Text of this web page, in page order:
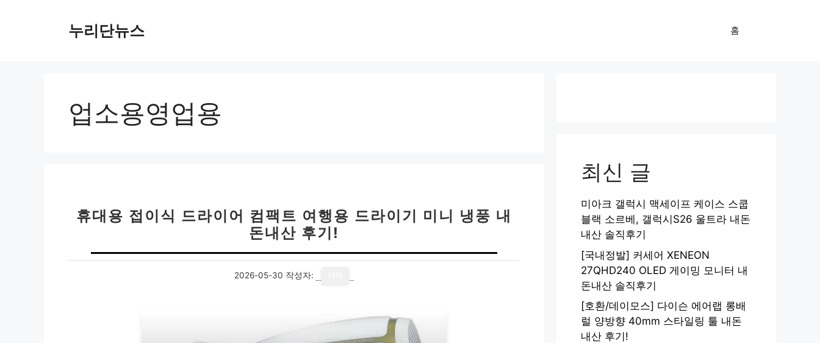
누리단뉴스 홈
업소용영업용
휴대용 접이식 드라이어 컴팩트 여행용 드라이기 미니 냉풍 내
돈내산 후기!
2026-05-30 작성자:
최신 글
미아크 갤럭시 맥세이프 케이스 스쿱
블랙 소르베, 갤럭시S26 울트라 내돈
내산 솔직후기
[국내정발] 커세어 XENEON
27QHD240 OLED 게이밍 모니터 내
돈내산 솔직후기
[호환/데이모스] 다이슨 에어랩 롱배
럴 양방향 40mm 스타일링 툴 내돈
내산 후기!